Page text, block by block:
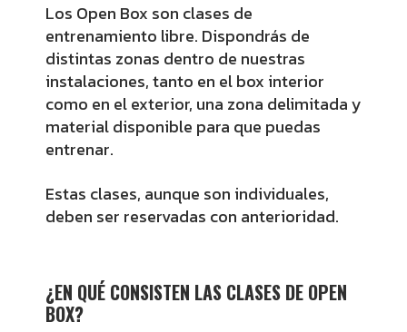
Los Open Box son clases de
entrenamiento libre. Dispondrás de
distintas zonas dentro de nuestras
instalaciones, tanto en el box interior
como en el exterior, una zona delimitada y
material disponible para que puedas
entrenar.
Estas clases, aunque son individuales,
deben ser reservadas con anterioridad.
¿EN QUÉ CONSISTEN LAS CLASES DE OPEN
BOX?